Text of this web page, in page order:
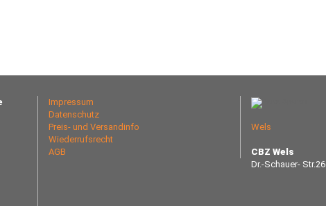
Impressum
Datenschutz
Preis- und Versandinfo
Wiederrufsrecht
AGB
Wels
CBZ Wels
Dr.-Schauer- Str.26